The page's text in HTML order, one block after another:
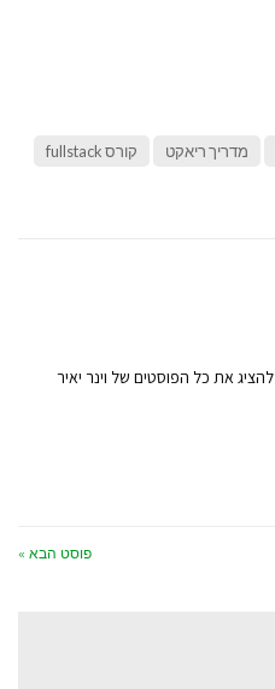
מדריך ריאקט
קורס fullstack
להציג את כל הפוסטים של וינר יאיר
פוסט הבא »